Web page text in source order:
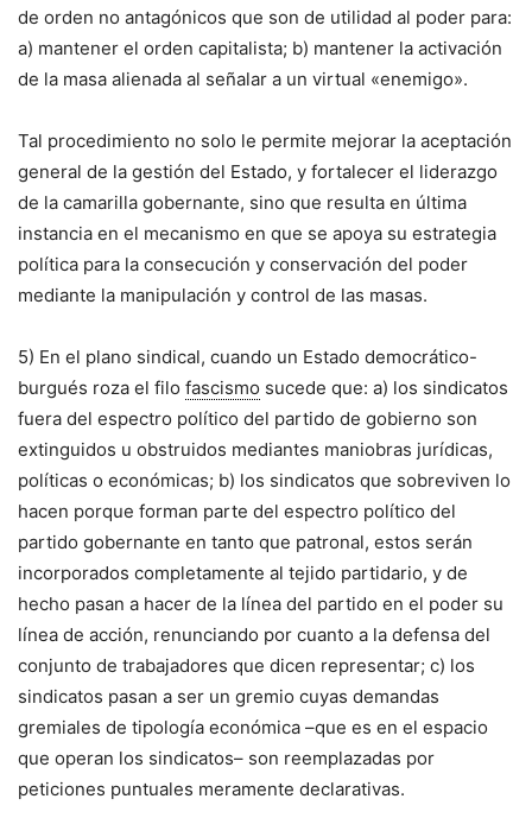
de orden no antagónicos que son de utilidad al poder para:
a) mantener el orden capitalista; b) mantener la activación
de la masa alienada al señalar a un virtual «enemigo».
Tal procedimiento no solo le permite mejorar la aceptación
general de la gestión del Estado, y fortalecer el liderazgo
de la camarilla gobernante, sino que resulta en última
instancia en el mecanismo en que se apoya su estrategia
política para la consecución y conservación del poder
mediante la manipulación y control de las masas.
5) En el plano sindical, cuando un Estado democrático-
burgués roza el filo fascismo sucede que: a) los sindicatos
fuera del espectro político del partido de gobierno son
extinguidos u obstruidos mediantes maniobras jurídicas,
políticas o económicas; b) los sindicatos que sobreviven lo
hacen porque forman parte del espectro político del
partido gobernante en tanto que patronal, estos serán
incorporados completamente al tejido partidario, y de
hecho pasan a hacer de la línea del partido en el poder su
línea de acción, renunciando por cuanto a la defensa del
conjunto de trabajadores que dicen representar; c) los
sindicatos pasan a ser un gremio cuyas demandas
gremiales de tipología económica –que es en el espacio
que operan los sindicatos– son reemplazadas por
peticiones puntuales meramente declarativas.